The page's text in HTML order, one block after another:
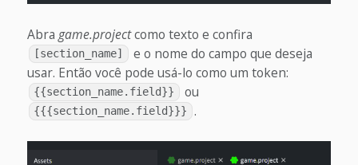
Abra game.projectcomo texto e confira
[section_name]
e o nome do campo que deseja
usar. Então você pode usá-lo como um token:
{{section_name.field}} ou
{{{section_name.field}}} .